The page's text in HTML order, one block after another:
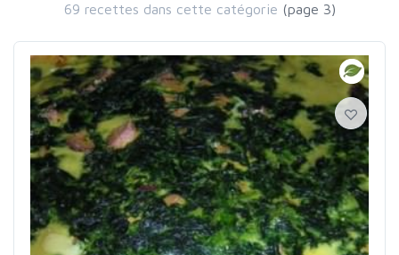
69 recettes dans cette catégorie (page 3)